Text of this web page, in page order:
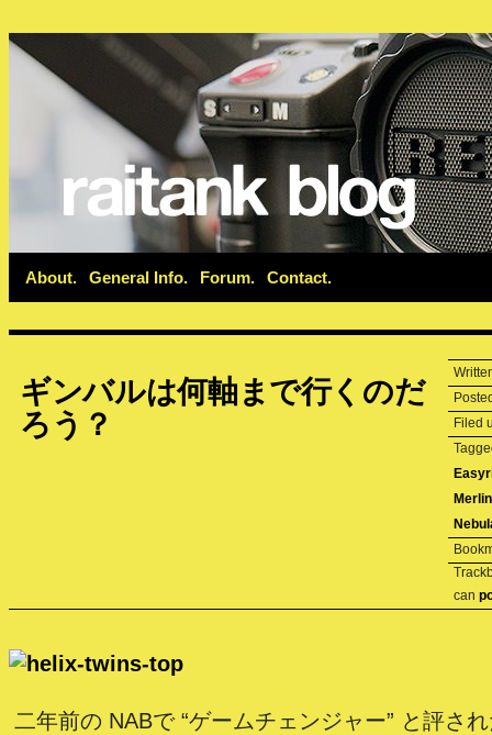
About General Info Forum Contact
ギンバルは何軸まで行くのだ
ろう？
Filed
Merlin
can
二年前の NABで “ゲームチェンジャー” と評さ